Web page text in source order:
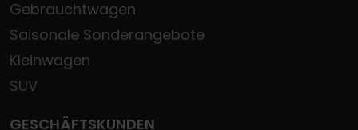
Gebrauchtwagen
Saisonale Sonderangebote
Kleinwagen
SUV
GESCHÄFTSKUNDEN